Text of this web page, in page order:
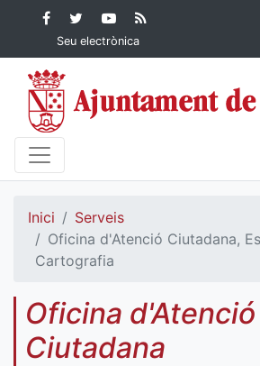
Contingut principalFacebook
Ajuntament de Dénia
Twitter
Ajuntament de
Dénia
YouTube
Ajuntament
de Dénia
Ajuntament
Seu electrònica
Inici
Serveis
Oficina d'Atenció Ciutadana,
Cartografia
Oficina d'Atenció
Ciutadana